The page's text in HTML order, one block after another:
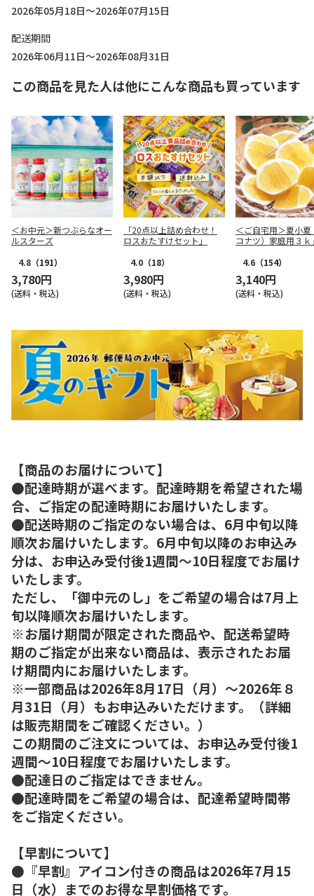
2026年05月18日～2026年07月15日
配送期間
2026年06月11日～2026年08月31日
この商品を見た人は他にこんな商品も買っています
＜お中元＞新つぶらなオー
ルスターズ
4.8 （191）
3,780円
(送料・税込)
「20点以上詰め合わせ！
ロスおたすけセット」
4.0 （18）
3,980円
(送料・税込)
＜ご自宅用＞夏小夏
コナツ）家庭用３ｋ
4.6 （154）
3,140円
(送料・税込)
【商品のお届けについて】
●配達時期が選べます。配達時期を希望された場
合、ご指定の配達時期にお届けいたします。
●配送時期のご指定のない場合は、6月中旬以降
順次お届けいたします。6月中旬以降のお申込み
分は、お申込み受付後1週間～10日程度でお届け
いたします。
ただし、「御中元のし」をご希望の場合は7月上
旬以降順次お届けいたします。
※お届け期間が限定された商品や、配送希望時
期のご指定が出来ない商品は、表示されたお届
け期間内にお届けいたします。
※一部商品は2026年8月17日（月）～2026年８
月31日（月）もお申込みいただけます。（詳細
は販売期間をご確認ください。）
この期間のご注文については、お申込み受付後1
週間～10日程度でお届けいたします。
●配達日のご指定はできません。
●配達時間をご希望の場合は、配達希望時間帯
をご指定ください。
【早割について】
●『早割』アイコン付きの商品は2026年7月15
日（水）までのお得な早割価格です。